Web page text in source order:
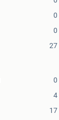
0
0
27
0
4
17